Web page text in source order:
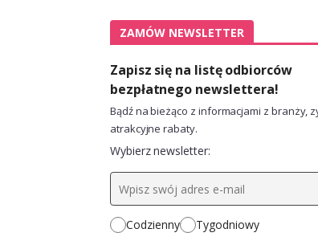
ZAMÓW NEWSLETTER
Zapisz się na listę odbiorców
bezpłatnego newslettera!
Bądź na bieżąco z informacjami z branży,
atrakcyjne rabaty.
Wybierz newsletter:
Codzienny
Tygodniowy